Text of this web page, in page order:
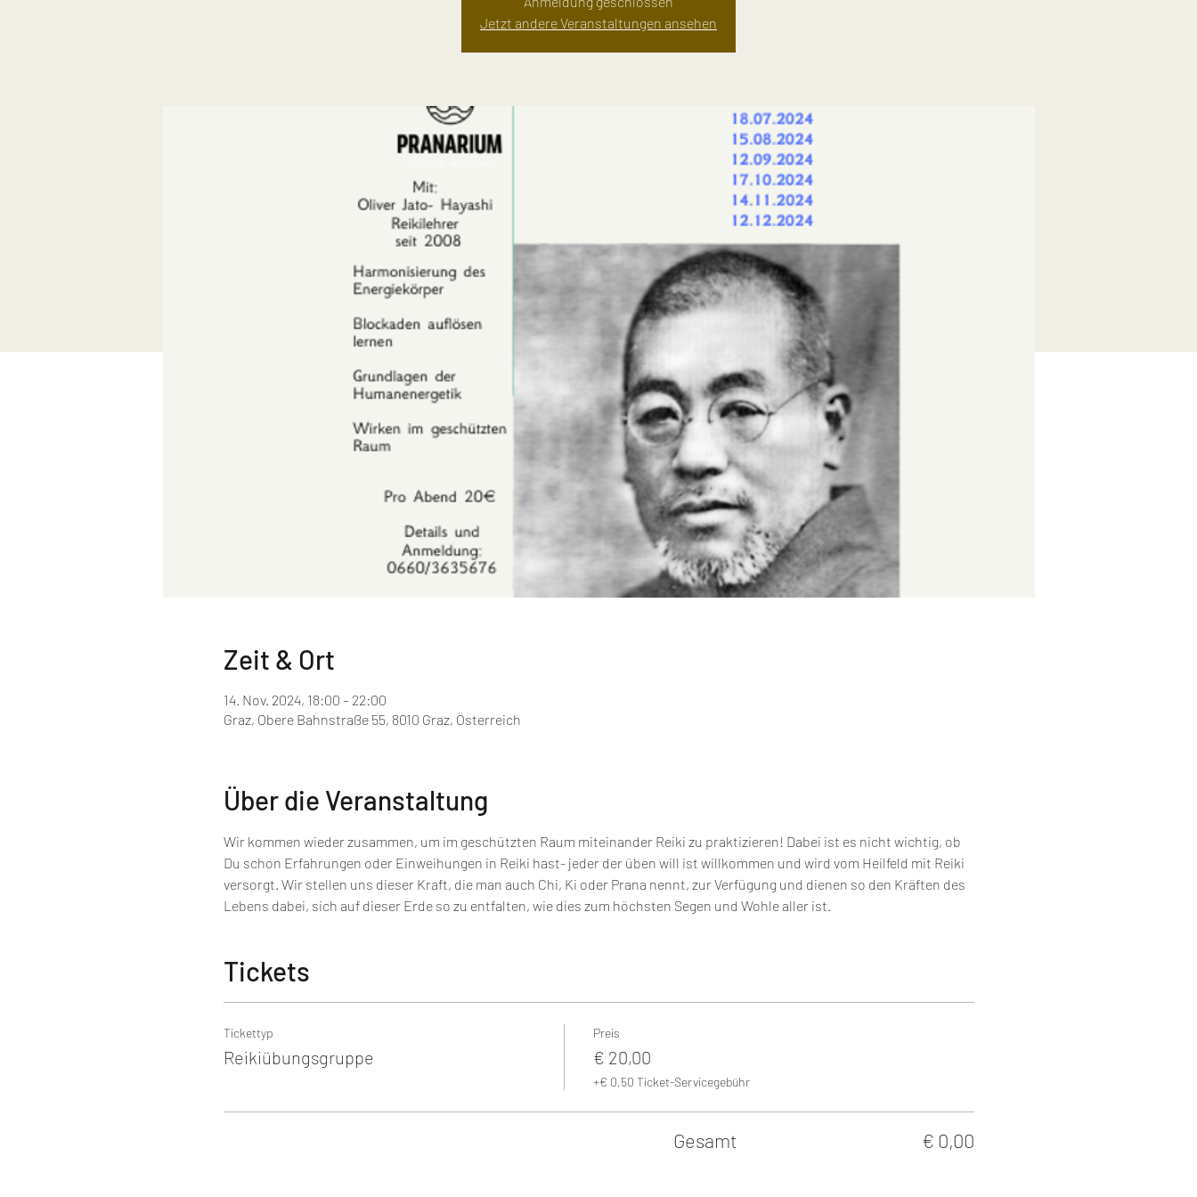
Jetzt andere Veranstaltungen ansehen
Zeit & Ort
14. Nov. 2024, 18:00 – 22:00
Graz, Obere Bahnstraße 55, 8010 Graz, Österreich
Über die Veranstaltung
Wir kommen wieder zusammen, um im geschützten Raum miteinander Reiki zu praktizieren! Dabei ist es nicht wichtig, ob
Du schon Erfahrungen oder Einweihungen in Reiki hast- jeder der üben will ist willkommen und wird vom Heilfeld mit Reiki
versorgt. Wir stellen uns dieser Kraft, die man auch Chi, Ki oder Prana nennt, zur Verfügung und dienen so den Kräften des
Lebens dabei, sich auf dieser Erde so zu entfalten, wie dies zum höchsten Segen und Wohle aller ist.
Tickets
Tickettyp
Reikiübungsgruppe
Preis
€ 20,00
+€ 0,50 Ticket-Servicegebühr
Gesamt € 0,00